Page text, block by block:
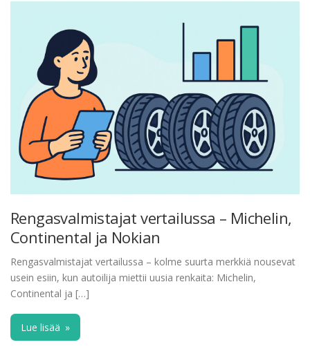
Rengasvalmistajat vertailussa – Michelin,
Continental ja Nokian
Rengasvalmistajat vertailussa – kolme suurta merkkiä nousevat
usein esiin, kun autoilija miettii uusia renkaita: Michelin,
Continental ja […]
Lue lisää »